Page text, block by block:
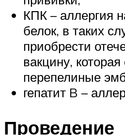
КПК – аллергия
белок, в таких
приобрести
вакцину,
перепелиные
гепатит B –
Проведение